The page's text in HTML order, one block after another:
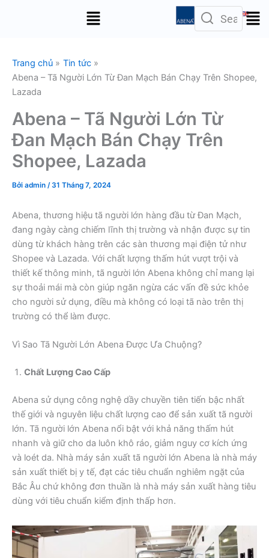
Menu
Trang chủ
Tin tức
Abena – Tã Người Lớn Từ Đan Mạch Bán Chạy Trên Shopee,
Lazada
Abena – Tã Người Lớn Từ
Đan Mạch Bán Chạy Trên
Shopee, Lazada
Bởi admin /31 Tháng 7, 2024
Abena, thương hiệu tã người lớn hàng đầu từ Đan Mạch,
đang ngày càng chiếm lĩnh thị trường và nhận được sự tin
dùng từ khách hàng trên các sàn thương mại điện tử như
Shopee và Lazada. Với chất lượng thấm hút vượt trội và
thiết kế thông minh, tã người lớn Abena không chỉ mang lại
sự thoải mái mà còn giúp ngăn ngừa các vấn đề sức khỏe
cho người sử dụng, điều mà không có loại tã nào trên thị
trường có thể làm được.
Vì Sao Tã Người Lớn Abena Được Ưa Chuộng?
Chất Lượng Cao Cấp
Abena sử dụng công nghệ dầy chuyền tiên tiến bậc nhất
thế giới và nguyên liệu chất lượng cao để sản xuất tã người
lớn. Tã người lớn Abena nổi bật với khả năng thấm hút
nhanh và giữ cho da luôn khô ráo, giảm nguy cơ kích ứng
và loét da. Nhà máy sản xuất tã người lớn Abena là nhà máy
sản xuất thiết bị y tế, đạt các tiêu chuẩn nghiêm ngặt của
Bắc Âu chứ không đơn thuần là nhà máy sản xuất hàng tiêu
dùng với tiêu chuẩn kiểm định thấp hơn.